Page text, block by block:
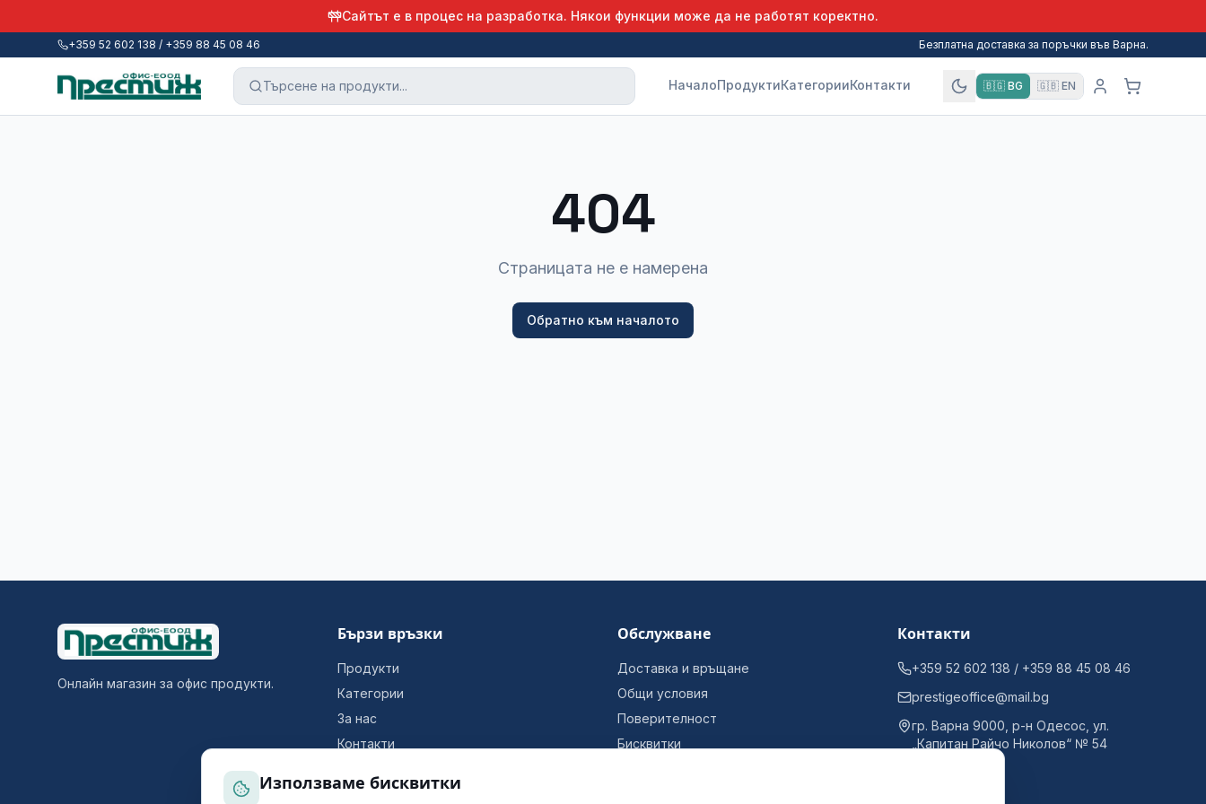
Сайтът е в процес на разработка. Някои функции може да не работят коректно.
+359 52 602 138 / +359 88 45 08 46 Безплатна доставка за поръчки във Варна.
НачалоПродуктиКатегорииКонтакти 🇧🇬 BG 🇬🇧 EN
404
Страницата не е намерена
Обратно към началото
Онлайн магазин за офис продукти.
Бързи връзки
Продукти
Категории
За нас
Контакти
Обслужване
Доставка и връщане
Общи условия
Поверителност
Бисквитки
Контакти
+359 52 602 138 / +359 88 45 08 46
prestigeoffice@mail.bg
гр. Варна 9000, р-н Одесос, ул.
„Капитан Райчо Николов“ № 54
Използваме бисквитки